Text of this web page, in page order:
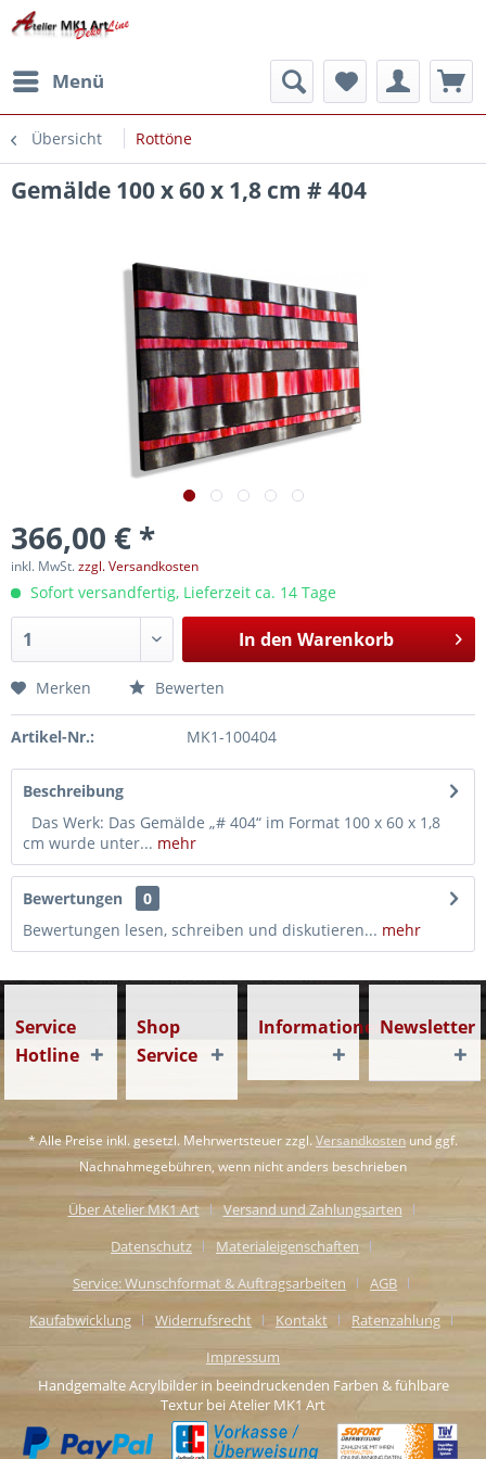
Menü
Übersicht Rottöne
Gemälde 100 x 60 x 1,8 cm # 404
366,00 € *
inkl. MwSt.zzgl. Versandkosten
Sofort versandfertig, Lieferzeit ca. 14 Tage
In den Warenkorb
Merken Bewerten
Artikel-Nr.: MK1-100404
Beschreibung
Das Werk: Das Gemälde „# 404“ im Format 100 x 60 x 1,8
cm wurde unter... mehr
Bewertungen
0
Bewertungen lesen, schreiben und diskutieren... mehr
Service
Hotline
Shop
Service
InformationenNewsletter
* Alle Preise inkl. gesetzl. Mehrwertsteuer zzgl.Versandkosten und ggf.
Nachnahmegebühren, wenn nicht anders beschrieben
Über Atelier MK1 Art
Versand und Zahlungsarten
Datenschutz
Materialeigenschaften
Service: Wunschformat & Auftragsarbeiten
AGB
Kaufabwicklung
Widerrufsrecht Kontakt
Ratenzahlung
Impressum
Handgemalte Acrylbilder in beeindruckenden Farben & fühlbare
Textur bei Atelier MK1 Art